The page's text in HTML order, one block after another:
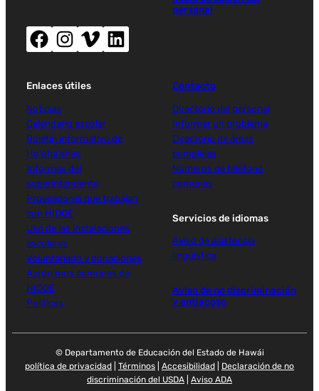
Facebook (abre nueva ventana)
Instagram (abre nueva ventana)
Vimeo (abre una nueva ventana)
LinkedIn (abre una nueva ventana)
personal
Enlaces útiles
Noticias
Calendario escolar
Boletín informativo de
Ho'oha'aheo
Informes del
superintendente
Proveedores que trabajan
con HIDOE
Uso de las instalaciones
escolares
Voluntariado y donaciones
Acrónimos comunes de
HIDOE
Políticas
Contacto
Directorio del personal
Informar un problema
Directorio de áreas
complejas
Números de teléfono
comunes
Servicios de idiomas
Aviso de asistencia
lingüística
Aviso de no discriminación
y antiacoso
© Departamento de Educación del Estado de Hawái
política de privacidad
Términos Accesibilidad
Declaración de no
discriminación del USDA
Aviso ADA